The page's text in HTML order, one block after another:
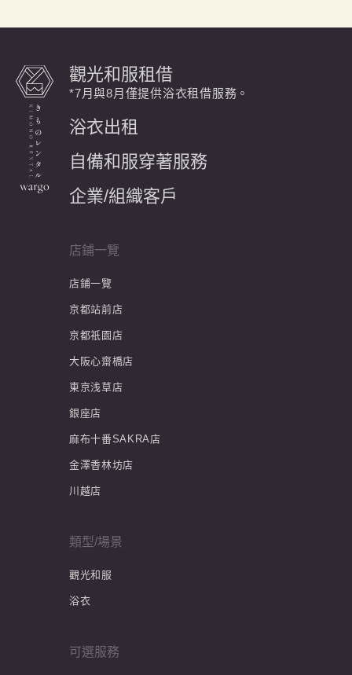
觀光和服租借
*7月與8月僅提供浴衣租借服務。
浴衣出租
自備和服穿著服務
企業/組織客戶
店鋪一覽
店鋪一覽
京都站前店
京都祇園店
大阪心齋橋店
東京浅草店
銀座店
麻布十番SAKRA店
金澤香林坊店
川越店
類型/場景
觀光和服
浴衣
可選服務